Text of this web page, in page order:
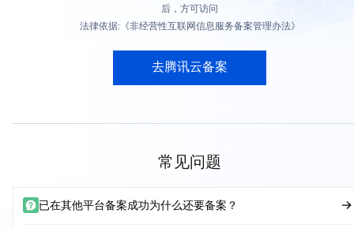
后，方可访问
法律依据:《非经营性互联网信息服务备案管理办法》
去腾讯云备案
常见问题
已在其他平台备案成功为什么还要备案？